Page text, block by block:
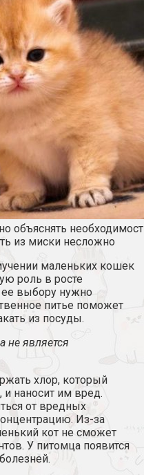
объяснять
из миски несложно
маленьких кошек
роль в росте
ее выбору нужно
питье поможет
из посуды.
не является
хлор, который
и наносит им вред.
от вредных
Из-за
кот не сможет
У питомца появится